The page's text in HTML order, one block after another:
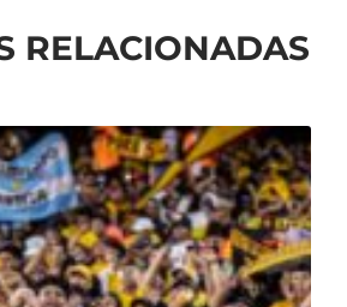
RELACIONADAS